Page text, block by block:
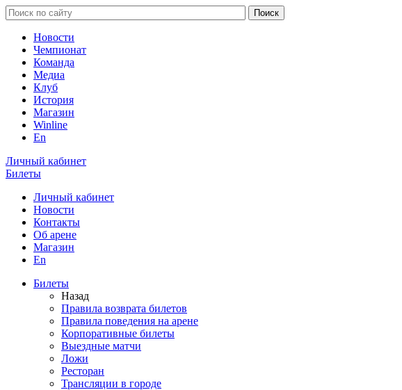
Новости
Чемпионат
Команда
Медиа
Клуб
История
Магазин
Winline
En
Личный кабинет
Билеты
Личный кабинет
Новости
Контакты
Об арене
Магазин
En
Билеты
Назад
Правила возврата билетов
Правила поведения на арене
Корпоративные билеты
Выездные матчи
Ложи
Ресторан
Трансляции в городе